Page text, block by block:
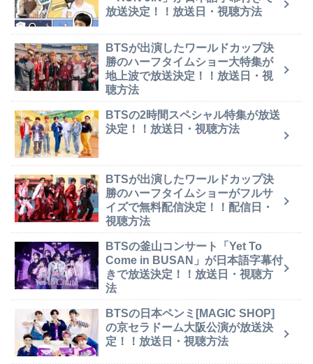
放送決定！！放送日・視聴方法
BTSが出演したワールドカップ決
勝のハーフタイムショー大特集が
地上波で放送決定！！放送日・視
聴方法
BTSの2時間スペシャル特集が放送
決定！！放送日・視聴方法
BTSが出演したワールドカップ決
勝のハーフタイムショーがフルサ
イズで無料配信決定！！配信日・
視聴方法
BTSの釜山コンサート「Yet To
Come in BUSAN」が日本語字幕付
きで放送決定！！放送日・視聴方
法
BTSの日本ペンミ[MAGIC SHOP]
の京セラドーム大阪公演が放送決
定！！放送日・視聴方法